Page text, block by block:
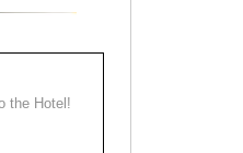
the Hotel!